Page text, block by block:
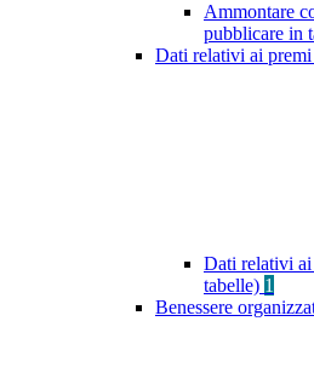
Ammontare
pubblicare in
Dati relativi ai premi
Dati relativi
tabelle) 1
Benessere